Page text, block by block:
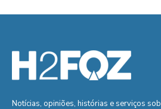
Notícias, opiniões, histórias e serviços